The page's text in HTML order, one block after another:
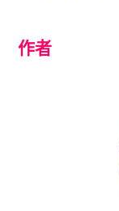
作者